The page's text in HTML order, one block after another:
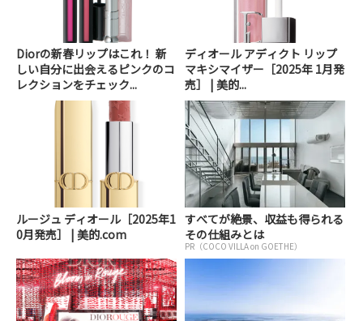
Diorの新春リップはこれ！ 新
しい自分に出会えるピンクのコ
レクションをチェック...
ディオール アディクト リップ
マキシマイザー［2025年 1月発
売］ | 美的...
ルージュ ディオール［2025年1
0月発売］ | 美的.com
すべてが絶景、収益も得られる
その仕組みとは
PR（COCO VILLA on GOETHE）